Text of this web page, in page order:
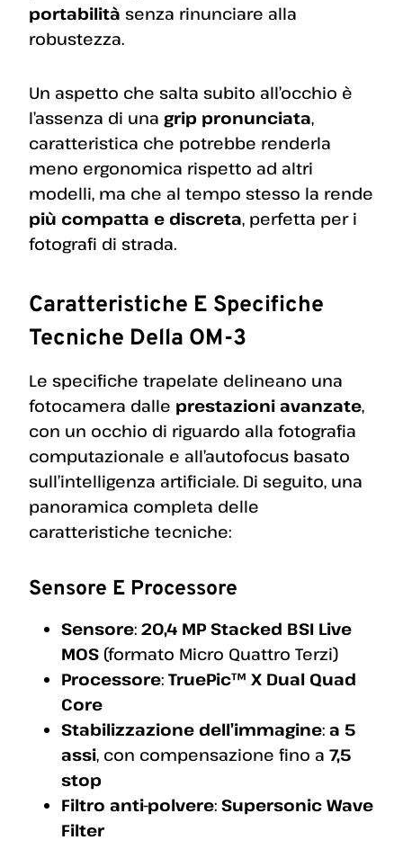
portabilità senza rinunciare alla
robustezza.
Un aspetto che salta subito all’occhio è
l’assenza di una grip pronunciata,
caratteristica che potrebbe renderla
meno ergonomica rispetto ad altri
modelli, ma che al tempo stesso la rende
più compatta e discreta, perfetta per i
fotografi di strada.
Caratteristiche E Specifiche
Tecniche Della OM-3
Le specifiche trapelate delineano una
fotocamera dalle prestazioni avanzate,
con un occhio di riguardo alla fotografia
computazionale e all’autofocus basato
sull’intelligenza artificiale. Di seguito, una
panoramica completa delle
caratteristiche tecniche:
Sensore E Processore
Sensore: 20,4 MP Stacked BSI Live
MOS (formato Micro Quattro Terzi)
Processore: TruePic™ X Dual Quad
Core
Stabilizzazione dell’immagine: a 5
assi, con compensazione fino a 7,5
stop
Filtro anti-polvere: Supersonic Wave
Filter